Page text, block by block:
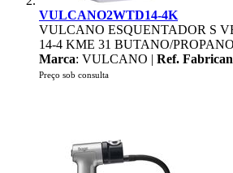
VULCANO2WTD14-4K
VULCANO ESQUENTADOR S
14-4 KME 31 BUTANO/PROPANO
Marca: VULCANO | Ref.
Preço sob consulta